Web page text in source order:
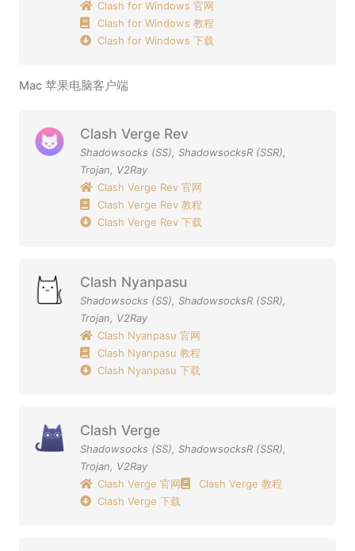
Clash for Windows 官网
Clash for Windows 教程
Clash for Windows 下载
Mac 苹果电脑客户端
Clash Verge Rev
Shadowsocks (SS), ShadowsocksR (SSR),
Trojan, V2Ray
Clash Verge Rev 官网
Clash Verge Rev 教程
Clash Verge Rev 下载
Clash Nyanpasu
Shadowsocks (SS), ShadowsocksR (SSR),
Trojan, V2Ray
Clash Nyanpasu 官网
Clash Nyanpasu 教程
Clash Nyanpasu 下载
Clash Verge
Shadowsocks (SS), ShadowsocksR (SSR),
Trojan, V2Ray
Clash Verge 官网
Clash Verge 教程
Clash Verge 下载